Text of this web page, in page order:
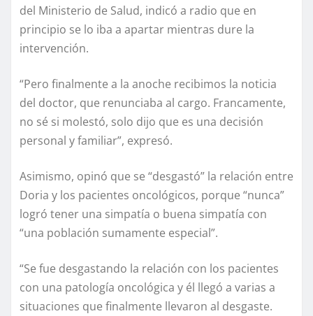
del Ministerio de Salud, indicó a radio que en
principio se lo iba a apartar mientras dure la
intervención.
“Pero finalmente a la anoche recibimos la noticia
del doctor, que renunciaba al cargo. Francamente,
no sé si molestó, solo dijo que es una decisión
personal y familiar”, expresó.
Asimismo, opinó que se “desgastó” la relación entre
Doria y los pacientes oncológicos, porque “nunca”
logró tener una simpatía o buena simpatía con
“una población sumamente especial”.
“Se fue desgastando la relación con los pacientes
con una patología oncológica y él llegó a varias a
situaciones que finalmente llevaron al desgaste.